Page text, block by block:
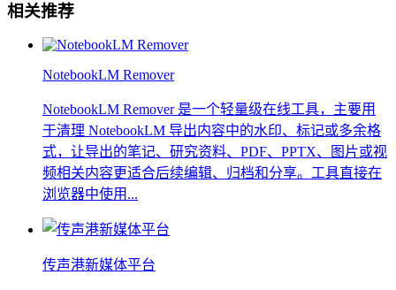
相关推荐
NotebookLM Remover
NotebookLM Remover 是一个轻量级在线工具，主要用
于清理 NotebookLM 导出内容中的水印、标记或多余格
式，让导出的笔记、研究资料、PDF、PPTX、图片或视
频相关内容更适合后续编辑、归档和分享。工具直接在
浏览器中使用...
传声港新媒体平台